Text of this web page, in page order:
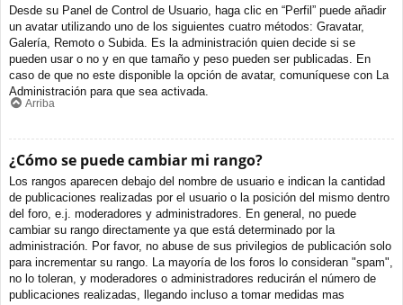
Desde su Panel de Control de Usuario, haga clic en “Perfil” puede añadir
un avatar utilizando uno de los siguientes cuatro métodos: Gravatar,
Galería, Remoto o Subida. Es la administración quien decide si se
pueden usar o no y en que tamaño y peso pueden ser publicadas. En
caso de que no este disponible la opción de avatar, comuníquese con La
Administración para que sea activada.
Arriba
¿Cómo se puede cambiar mi rango?
Los rangos aparecen debajo del nombre de usuario e indican la cantidad
de publicaciones realizadas por el usuario o la posición del mismo dentro
del foro, e.j. moderadores y administradores. En general, no puede
cambiar su rango directamente ya que está determinado por la
administración. Por favor, no abuse de sus privilegios de publicación solo
para incrementar su rango. La mayoría de los foros lo consideran "spam",
no lo toleran, y moderadores o administradores reducirán el número de
publicaciones realizadas, llegando incluso a tomar medidas mas